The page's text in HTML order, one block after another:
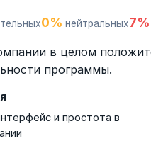
0% нейтральных7%
в целом
программы.
и простота в